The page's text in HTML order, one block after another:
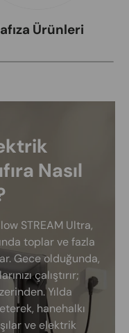
Ürünleri
Nasıl
STREAM Ultra,
toplar ve fazla
Gece olduğunda,
çalıştırır;
Yılda
hanehalkı
ve elektrik